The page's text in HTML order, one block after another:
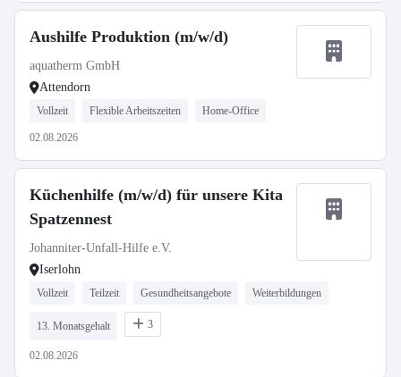
Aushilfe Produktion (m/w/d)
aquatherm GmbH
Attendorn
Vollzeit Flexible Arbeitszeiten Home-Office
02.08.2026
Küchenhilfe (m/w/d) für unsere Kita
Spatzennest
Johanniter-Unfall-Hilfe e.V.
Iserlohn
Vollzeit Teilzeit Gesundheitsangebote Weiterbildungen
13. Monatsgehalt 3
02.08.2026